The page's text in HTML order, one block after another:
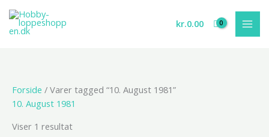
indholdet
kr.0.00
Forside / Varer tagged “10. August 1981”
10. August 1981
Viser 1 resultat